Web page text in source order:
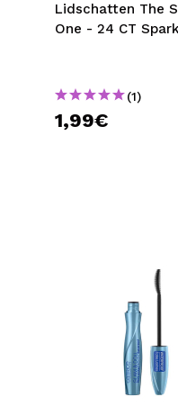
Lidschatten The
One - 24 CT
(1)
1,99€